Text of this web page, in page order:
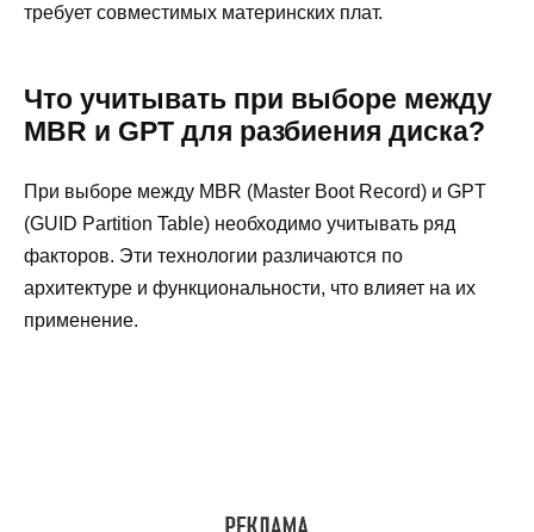
требует совместимых материнских плат.
Что учитывать при выборе между
MBR и GPT для разбиения диска?
При выборе между MBR (Master Boot Record) и GPT
(GUID Partition Table) необходимо учитывать ряд
факторов. Эти технологии различаются по
архитектуре и функциональности, что влияет на их
применение.